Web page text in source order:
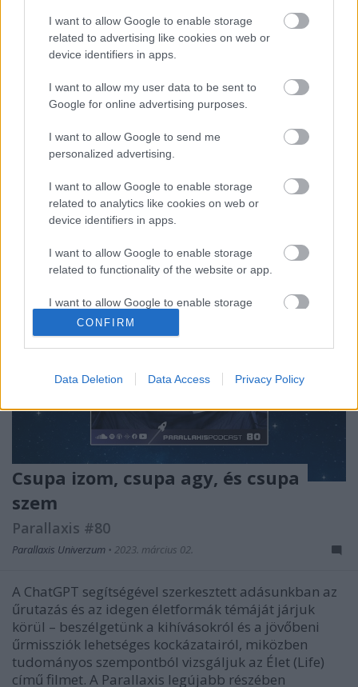
I want to allow Google to enable storage
related to advertising like cookies on web or
device identifiers in apps.
I want to allow my user data to be sent to
Google for online advertising purposes.
I want to allow Google to send me
personalized advertising.
I want to allow Google to enable storage
related to analytics like cookies on web or
device identifiers in apps.
I want to allow Google to enable storage
related to functionality of the website or app.
I want to allow Google to enable storage
related to personalization.
I want to allow Google to enable storage
functionality and fraud prevention, and other
CONFIRM
Data Deletion Data Access Privacy Policy
számíthat
emTV.hu•2023. április 14.
A legmodernebb mesterséges intelligencia-
rendszerek segíthetnek megúszni a parkolási
elhitetni veled, hogy Ferenc pápa divatrajongó. A
lélegzetelállító technológia mögött álló virtuális
könyvtárak azonban hatalmasak - és aggályok
merülnek fel, hogy…
Csupa izom, csupa agy, és csupa
szem
Parallaxis #80
Parallaxis Univerzum • 2023. március 02.
A ChatGPT segítségével szerkesztett adásunkban az
űrutazás és az idegen életformák témáját járjuk
körül – beszélgetünk a kihívásokról és a jövőbeni
űrmissziók lehetséges kockázatairól, miközben
tudományos szempontból vizsgáljuk az Élet (Life)
című filmet. A Parallaxis legújabb részében